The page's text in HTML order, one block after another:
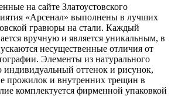
на сайте Златоустовского
«Арсенал» выполнены в лучших
гравюры на стали. Каждый
вручную и является уникальным, в
несущественные отличия от
Элементы из натурального
индивидуальный оттенок и рисунок,
прожилок и внутренних трещин в
комплектуется фирменной упаковкой